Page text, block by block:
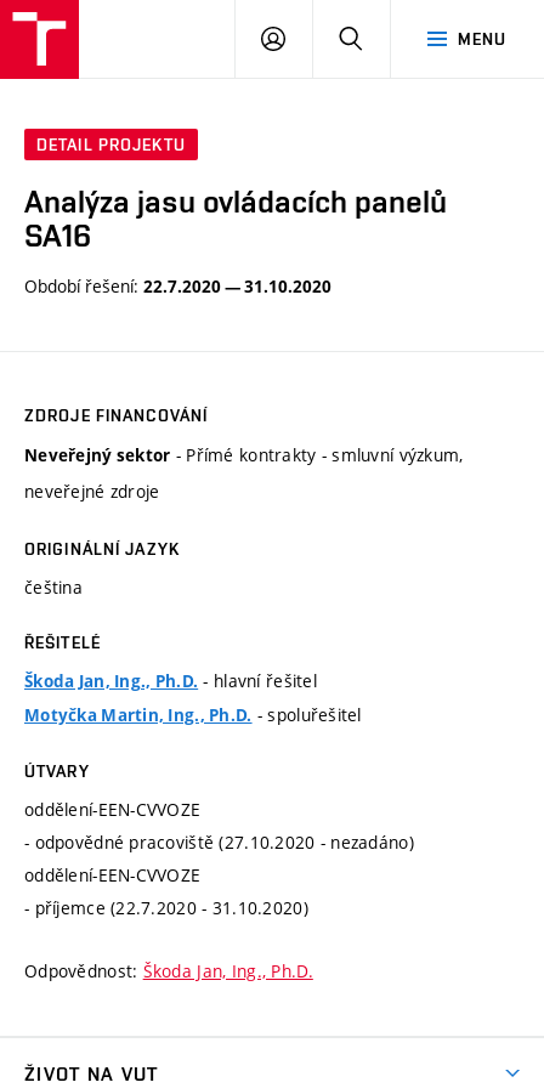
MENU
PŘIHLÁSIT
DETAIL PROJEKTU
Analýza jasu ovládacích panelů
SA16
Období řešení: 22.7.2020 — 31.10.2020
ZDROJE FINANCOVÁNÍ
Neveřejný sektor - Přímé kontrakty - smluvní výzkum,
neveřejné zdroje
ORIGINÁLNÍ JAZYK
čeština
ŘEŠITELÉ
Škoda Jan, Ing., Ph.D. - hlavní řešitel
Motyčka Martin, Ing., Ph.D. - spoluřešitel
ÚTVARY
oddělení-EEN-CVVOZE
- odpovědné pracoviště (27.10.2020 - nezadáno)
oddělení-EEN-CVVOZE
- příjemce (22.7.2020 - 31.10.2020)
Odpovědnost: Škoda Jan, Ing., Ph.D.
ŽIVOT NA VUT